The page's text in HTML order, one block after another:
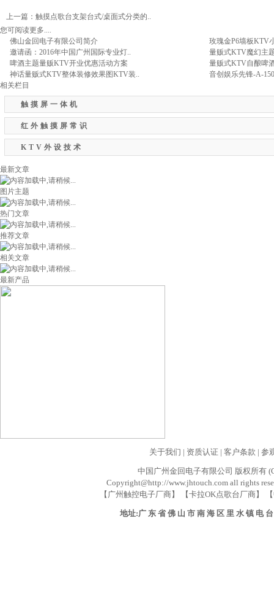
上一篇 ： 触摸点歌台支架台式/桌面式分类的..
您可阅读更多....
佛山金回电子有限公司简介
玫瑰金P6墙板KTV
邀请函：2016年中国广州国际专业灯..
量贩式KTV魔幻主
啤酒主题量贩KTV开业优惠活动方案
量贩式KTV自酿啤
神话量贩式KTV整体装修效果图KTV装..
音创娱乐先锋-A-
相关栏目
触摸屏一体机
红外触摸屏常识
KTV外设技术
最新文章
图片主题
热门文章
推荐文章
相关文章
最新产品
关于我们 | 资质认证 | 客户条款 | 参
中国广州金回电子有限公司 版权所有
Copyright@http://www.jhtouch.com all rights
【广州触控电子厂商】 【卡拉OK点歌台厂商】
地址:广 东 省 佛 山 市 南 海 区 里 水 镇 电